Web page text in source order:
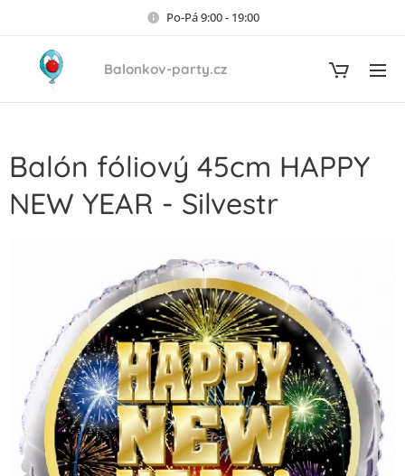
Po-Pá 9:00 - 19:00
Balonkov-party.cz
Balón fóliový 45cm HAPPY
NEW YEAR - Silvestr